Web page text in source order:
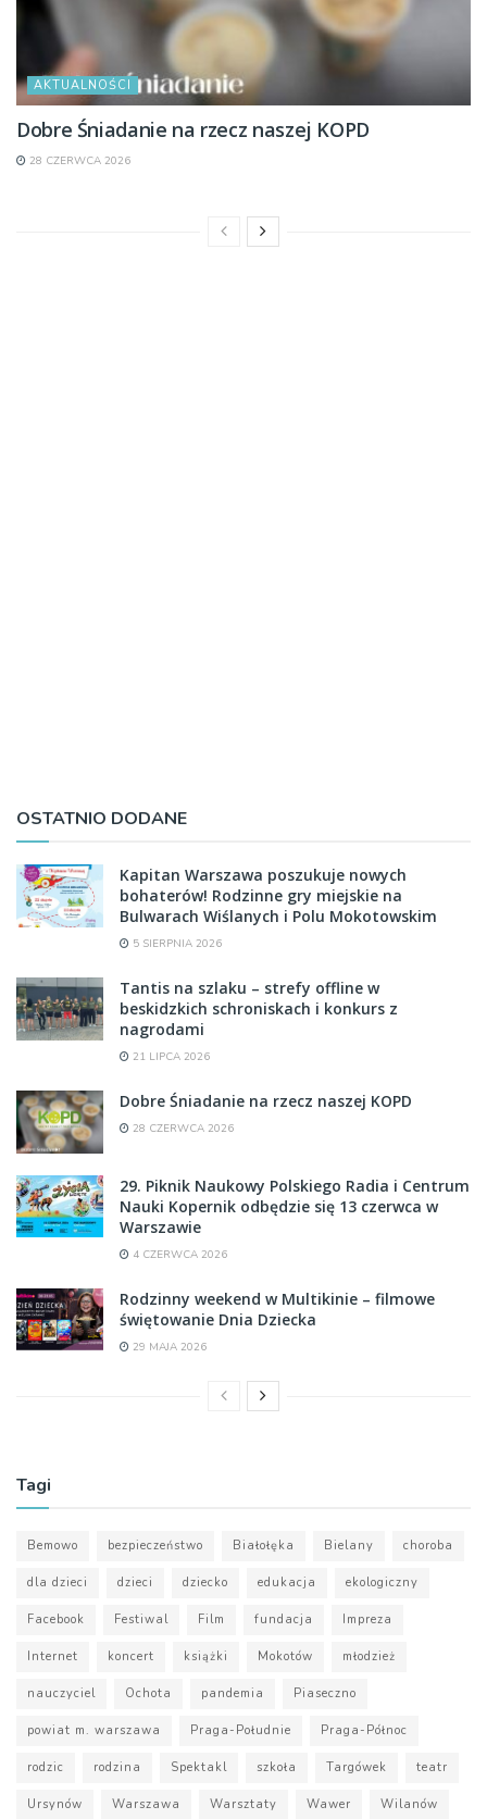
AKTUALNOŚCI
Dobre Śniadanie na rzecz naszej KOPD
28 CZERWCA 2026
OSTATNIO DODANE
Kapitan Warszawa poszukuje nowych
bohaterów! Rodzinne gry miejskie na
Bulwarach Wiślanych i Polu Mokotowskim
5 SIERPNIA 2026
Tantis na szlaku – strefy offline w
beskidzkich schroniskach i konkurs z
nagrodami
21 LIPCA 2026
Dobre Śniadanie na rzecz naszej KOPD
28 CZERWCA 2026
29. Piknik Naukowy Polskiego Radia i Centrum
Nauki Kopernik odbędzie się 13 czerwca w
Warszawie
4 CZERWCA 2026
Rodzinny weekend w Multikinie – filmowe
świętowanie Dnia Dziecka
29 MAJA 2026
Tagi
Bemowo bezpieczeństwo Białołęka Bielany choroba
dla dzieci dzieci dziecko edukacja ekologiczny
Facebook Festiwal Film fundacja Impreza
Internet koncert książki Mokotów młodzież
nauczyciel Ochota pandemia Piaseczno
powiat m. warszawa Praga-Południe Praga-Północ
rodzic rodzina Spektakl szkoła Targówek teatr
Ursynów Warszawa Warsztaty Wawer Wilanów